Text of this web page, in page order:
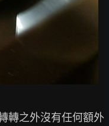
轉之外沒有任何額外